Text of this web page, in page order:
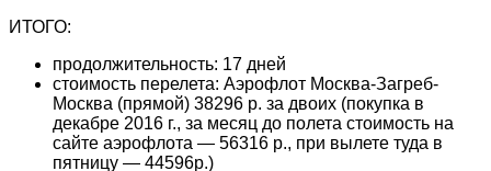
ИТОГО:
продолжительность: 17 дней
стоимость перелета: Аэрофлот Москва-Загреб-
Москва (прямой) 38296 р. за двоих (покупка в
декабре 2016 г., за месяц до полета стоимость на
сайте аэрофлота — 56316 р., при вылете туда в
пятницу — 44596р.)